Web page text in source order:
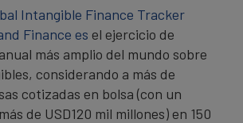
Intangible Finance Tracker
Finance es el ejercicio de
más amplio del mundo sobre
considerando a más de
cotizadas en bolsa (con un
de USD120 mil millones) en 150